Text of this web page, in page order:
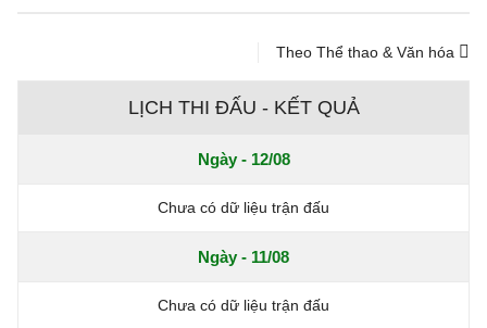
Theo Thể thao & Văn hóa
LỊCH THI ĐẤU - KẾT QUẢ
Ngày - 12/08
Chưa có dữ liệu trận đấu
Ngày - 11/08
Chưa có dữ liệu trận đấu